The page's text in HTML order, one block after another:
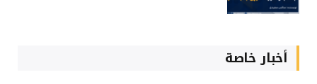
أخبار خاصة